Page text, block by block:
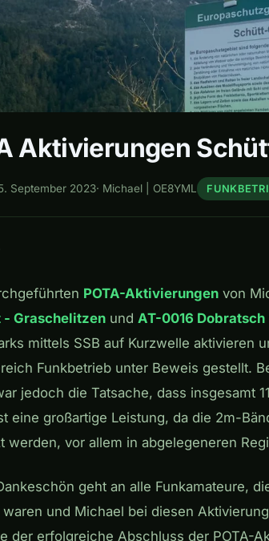
Aktivierungen
September 2023· Michael | OE8YML
POTA-Aktivierungen von
- Graschelitzen und AT-0016 Dobratsch
mittels SSB auf Kurzwelle aktivieren
Funkbetrieb unter Beweis gestellt.
jedoch die Tatsache, dass insgesamt
eine großartige Leistung, da die 2m-
werden, vor allem in abgelegeneren
geht an alle Funkamateure,
und Michael bei diesen
der erfolgreiche Abschluss der POTA-